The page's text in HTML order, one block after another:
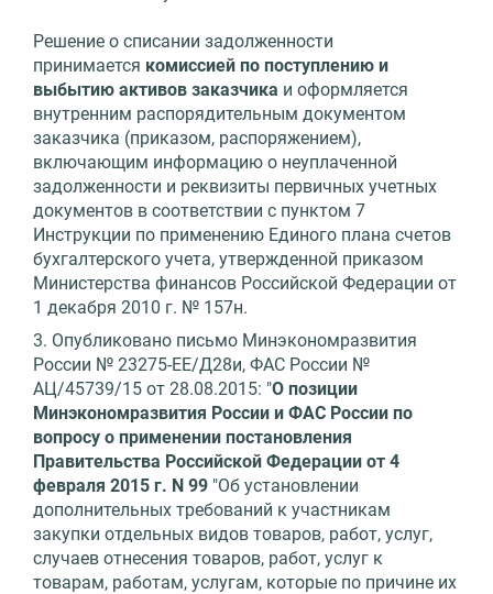
Решение о списании задолженности
принимается комиссией по поступлению и
выбытию активов заказчика и оформляется
внутренним распорядительным документом
заказчика (приказом, распоряжением),
включающим информацию о неуплаченной
задолженности и реквизиты первичных учетных
документов в соответствии с пунктом 7
Инструкции по применению Единого плана счетов
бухгалтерского учета, утвержденной приказом
Министерства финансов Российской Федерации от
1 декабря 2010 г. № 157н.
3. Опубликовано письмо Минэкономразвития
России № 23275-ЕЕ/Д28и, ФАС России №
АЦ/45739/15 от 28.08.2015: "О позиции
Минэкономразвития России и ФАС России по
вопросу о применении постановления
Правительства Российской Федерации от 4
февраля 2015 г. N 99 "Об установлении
дополнительных требований к участникам
закупки отдельных видов товаров, работ, услуг,
случаев отнесения товаров, работ, услуг к
товарам, работам, услугам, которые по причине их